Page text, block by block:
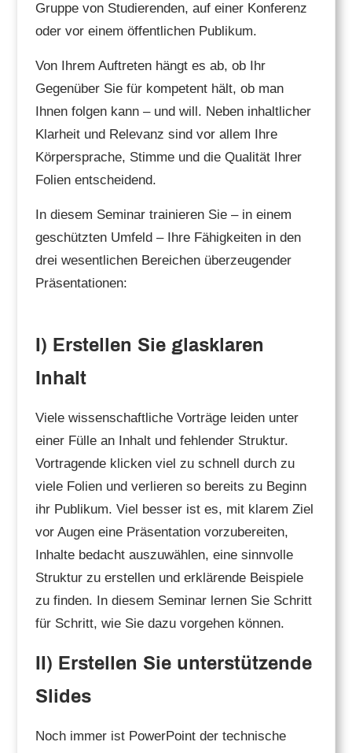
Gruppe von Studierenden, auf einer Konferenz
oder vor einem öffentlichen Publikum.
Von Ihrem Auftreten hängt es ab, ob Ihr
Gegenüber Sie für kompetent hält, ob man
Ihnen folgen kann – und will. Neben inhaltlicher
Klarheit und Relevanz sind vor allem Ihre
Körpersprache, Stimme und die Qualität Ihrer
Folien entscheidend.
In diesem Seminar trainieren Sie – in einem
geschützten Umfeld – Ihre Fähigkeiten in den
drei wesentlichen Bereichen überzeugender
Präsentationen:
I) Erstellen Sie glasklaren
Inhalt
Viele wissenschaftliche Vorträge leiden unter
einer Fülle an Inhalt und fehlender Struktur.
Vortragende klicken viel zu schnell durch zu
viele Folien und verlieren so bereits zu Beginn
ihr Publikum. Viel besser ist es, mit klarem Ziel
vor Augen eine Präsentation vorzubereiten,
Inhalte bedacht auszuwählen, eine sinnvolle
Struktur zu erstellen und erklärende Beispiele
zu finden. In diesem Seminar lernen Sie Schritt
für Schritt, wie Sie dazu vorgehen können.
II) Erstellen Sie unterstützende
Slides
Noch immer ist PowerPoint der technische